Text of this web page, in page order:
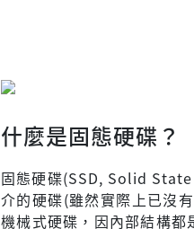
什麼是固態硬碟？
固態硬碟(SSD, Solid
介的硬碟(雖然實際上已沒
機械式硬碟，因內部結構